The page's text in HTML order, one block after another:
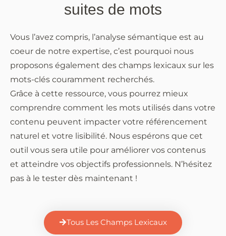
suites de mots
Vous l’avez compris, l’analyse sémantique est au
coeur de notre expertise, c’est pourquoi nous
proposons également des champs lexicaux sur les
mots-clés couramment recherchés.
Grâce à cette ressource, vous pourrez mieux
comprendre comment les mots utilisés dans votre
contenu peuvent impacter votre référencement
naturel et votre lisibilité. Nous espérons que cet
outil vous sera utile pour améliorer vos contenus
et atteindre vos objectifs professionnels. N’hésitez
pas à le tester dès maintenant !
Tous Les Champs Lexicaux